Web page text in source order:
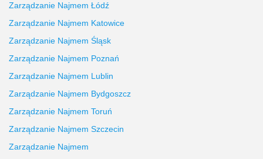
Zarządzanie Najmem Łódź
Zarządzanie Najmem Katowice
Zarządzanie Najmem Śląsk
Zarządzanie Najmem Poznań
Zarządzanie Najmem Lublin
Zarządzanie Najmem Bydgoszcz
Zarządzanie Najmem Toruń
Zarządzanie Najmem Szczecin
Zarządzanie Najmem